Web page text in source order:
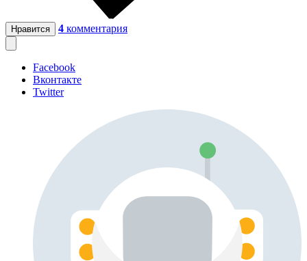
Нравится 4 комментария
Facebook
Вконтакте
Twitter